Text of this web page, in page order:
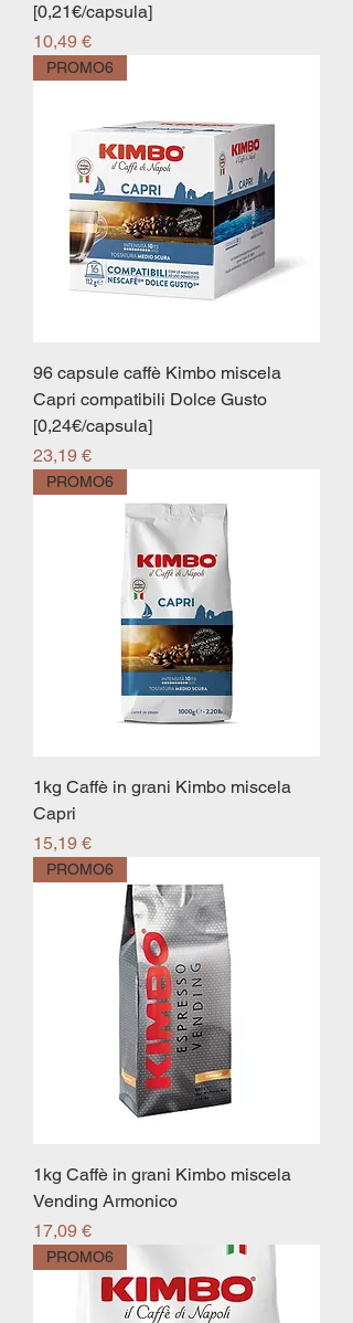
[0,21€/capsula]
Prezzo
10,49 €
PROMO6
96 capsule caffè Kimbo miscela
Capri compatibili Dolce Gusto
[0,24€/capsula]
Prezzo
23,19 €
PROMO6
1kg Caffè in grani Kimbo miscela
Capri
Prezzo
15,19 €
PROMO6
1kg Caffè in grani Kimbo miscela
Vending Armonico
Prezzo
17,09 €
PROMO6